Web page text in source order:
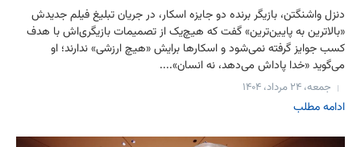
دنزل واشنگتن، بازیگر برنده دو جایزه اسکار، در جریان تبلیغ فیلم جدیدش
«بالاترین به پایین‌ترین» گفت که هیچ‌یک از تصمیمات بازیگری‌اش با هدف
کسب جوایز گرفته نمی‌شود و اسکارها برایش «هیچ ارزشی» ندارند؛ او
می‌گوید «خدا پاداش می‌دهد، نه انسان»....
جمعه، ۲۴ مرداد، ۱۴۰۴
ادامه مطلب